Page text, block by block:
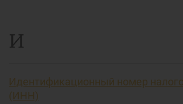
И
Идентификационный номер
(ИНН)